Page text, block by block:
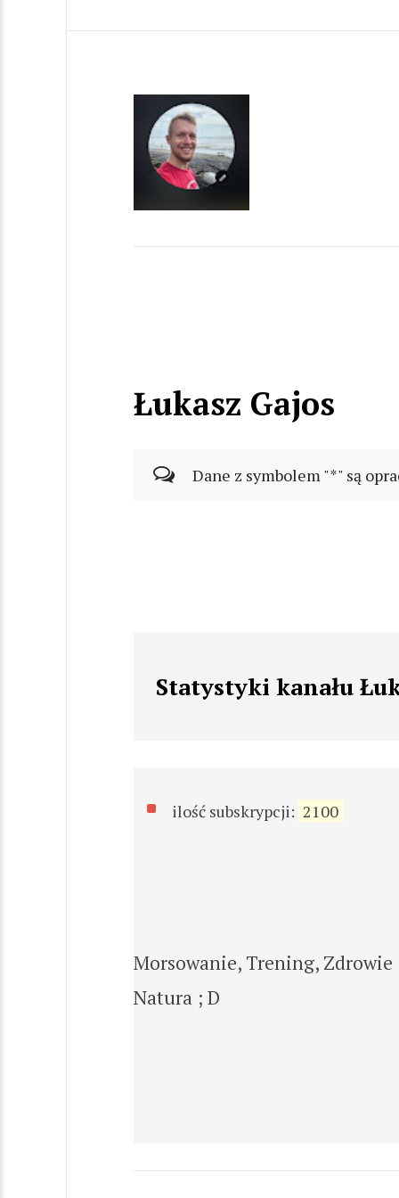
Łukasz Gajos
Dane z symbolem "*" są
Statystyki kanału
ilość subskrypcji: 2100
Morsowanie, Trening, Zdrowie
Natura ; D